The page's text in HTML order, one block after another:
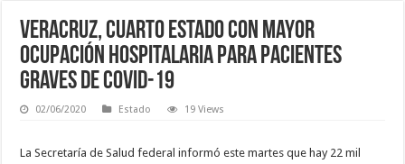
Veracruz, cuarto estado con mayor
ocupación hospitalaria para pacientes
graves de COVID-19
02/06/2020 Estado 19 Views
La Secretaría de Salud federal informó este martes que hay 22 mil